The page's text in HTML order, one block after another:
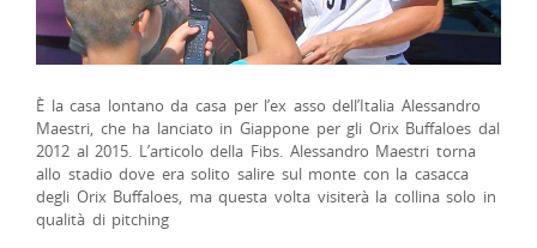
È la casa lontano da casa per l’ex asso dell’Italia Alessandro
Maestri, che ha lanciato in Giappone per gli Orix Buffaloes dal
2012 al 2015. L’articolo della Fibs. Alessandro Maestri torna
allo stadio dove era solito salire sul monte con la casacca
degli Orix Buffaloes, ma questa volta visiterà la collina solo in
qualità di pitching